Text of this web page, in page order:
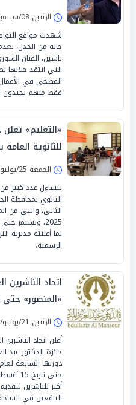
الإثنين 08/سبتمبر/2025 - 04:58 م
شهدت مواقع
حالة من الجدل،
ياسين، الفنان
التي انتقد خلالها
الفصحى في
فقط منهم يجيدون
«التعليم» تعلن
للثانوية
الجمعة 25/يوليو/2025 - 01:14 م
يتساءل عدد كبير
الثانوي بمحافظة
لما أعلنته مديرية
الرسمية.
اتحاد الناشرين
«المنصور» حتى 15 أغسطس
الإثنين 21/يوليو/2025 - 05:30 م
أعلن اتحاد
جائزة الدكتور عبد
حتى
أكبر للناشرين
اليافعين في